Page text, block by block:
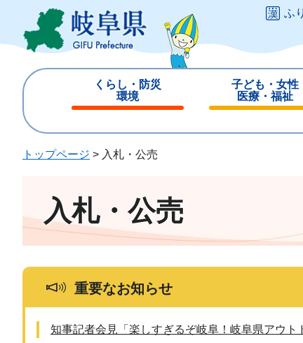
ジ
ュ
ふ
くらし・防災
環境
じ
子ども・女性
医療・福祉
じ
トップページ > 入札・公売
入札・公売
重要なお知らせ
知事記者会見「楽しすぎるぞ岐阜！岐阜県アウ